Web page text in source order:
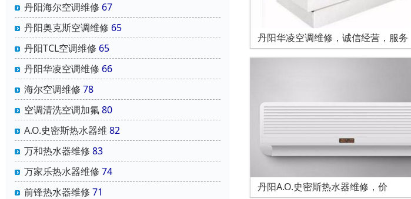
丹阳海尔空调维修 67
丹阳奥克斯空调维修 65
丹阳TCL空调维修 65
丹阳华凌空调维修 66
海尔空调维修 78
空调清洗空调加氟80
A.O.史密斯热水器维 82
万和热水器维修 83
万家乐热水器维修 74
前锋热水器维修 71
丹阳华凌空调维修，诚信经营，服务
丹阳A.O.史密斯热水器维修，价